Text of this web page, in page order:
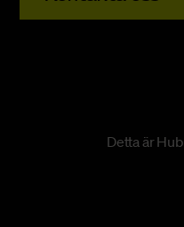
Detta är